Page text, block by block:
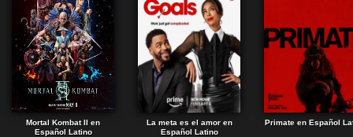
Mortal Kombat II en
Español Latino
La meta es el amor en
Español Latino
Primate en Español